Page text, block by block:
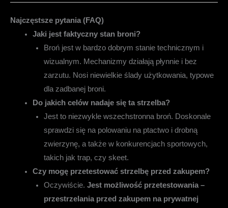
Najczęstsze pytania (FAQ)
Jaki jest faktyczny stan broni?
Broń jest w bardzo dobrym stanie technicznym i
wizualnym. Mechanizmy działają płynnie i bez
zarzutu. Nosi niewielkie ślady użytkowania, typowe
dla zadbanej broni.
Do jakich celów nadaje się ta strzelba?
Jest to niezwykle wszechstronna broń. Doskonale
sprawdzi się na polowaniu na ptactwo i drobną
zwierzynę, a także w konkurencjach sportowych,
takich jak trap, czy skeet.
Czy mogę przetestować strzelbę przed zakupem?
Oczywiście. Jest możliwość przetestowania –
przestrzelania przed zakupem na prywatnej